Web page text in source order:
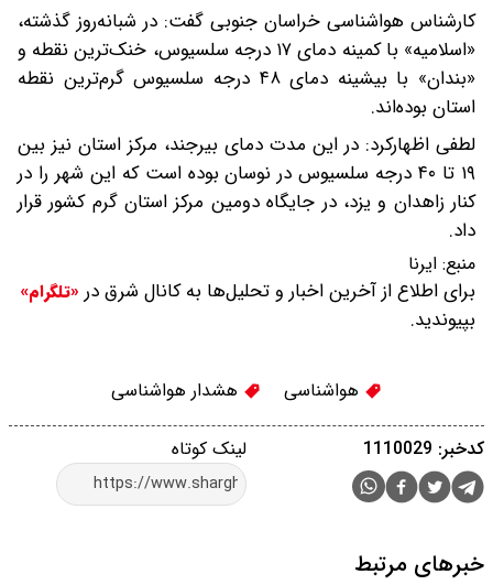
کارشناس هواشناسی خراسان جنوبی گفت: در شبانه‌روز گذشته،
«اسلامیه» با کمینه دمای ۱۷ درجه سلسیوس، خنک‌ترین نقطه و
«بندان» با بیشینه دمای ۴۸ درجه سلسیوس گرم‌ترین نقطه
استان بوده‌اند.
لطفی اظهارکرد: در این مدت دمای بیرجند، مرکز استان نیز بین
۱۹ تا ۴۰ درجه سلسیوس در نوسان بوده است که این شهر را در
کنار زاهدان و یزد، در جایگاه دومین مرکز استان گرم کشور قرار
داد.
منبع: ایرنا
برای اطلاع از آخرین اخبار و تحلیل‌ها به کانال شرق در «تلگرام»
بپیوندید.
هواشناسی هشدار هواشناسی
لینک کوتاه کدخبر: 1110029
خبرهای مرتبط